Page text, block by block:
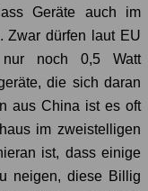
Geräte auch im
Zwar dürfen laut EU
noch 0,5 Watt
die sich daran
aus China ist es oft
im zweistelligen
ist, dass einige
neigen, diese Billig